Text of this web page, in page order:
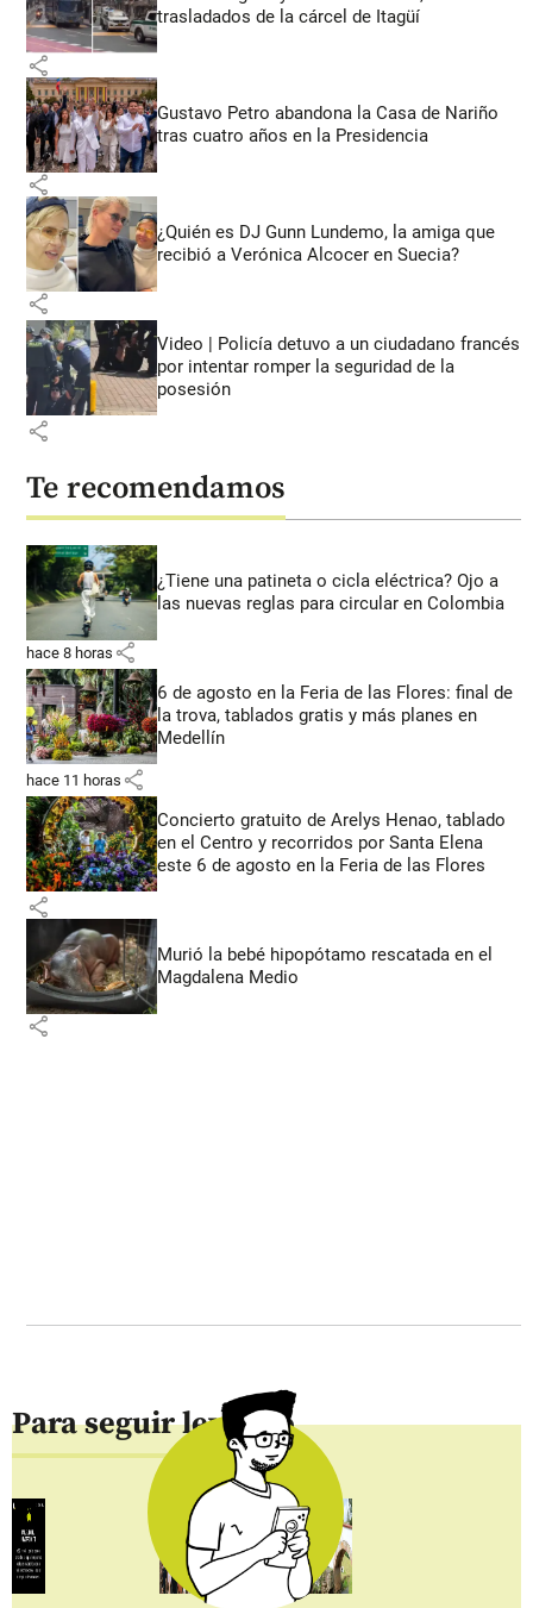
trasladados de la cárcel de Itagüí
share
Gustavo Petro abandona la Casa de Nariño
tras cuatro años en la Presidencia
share
¿Quién es DJ Gunn Lundemo, la amiga que
recibió a Verónica Alcocer en Suecia?
share
Video | Policía detuvo a un ciudadano francés
por intentar romper la seguridad de la
posesión
share
Te recomendamos
¿Tiene una patineta o cicla eléctrica? Ojo a
las nuevas reglas para circular en Colombia
hace 8 horas share
6 de agosto en la Feria de las Flores: final de
la trova, tablados gratis y más planes en
Medellín
hace 11 horas share
Concierto gratuito de Arelys Henao, tablado
en el Centro y recorridos por Santa Elena
este 6 de agosto en la Feria de las Flores
share
Murió la bebé hipopótamo rescatada en el
Magdalena Medio
share
Para seguir leyendo